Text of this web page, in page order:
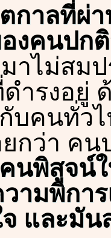
กาลที่ผ่
งคนปก
าไม่สม
ำรงอยู่
บคนทั่ว
ยกว่า ค
นพิสูจน์
ามพิกา
และมั